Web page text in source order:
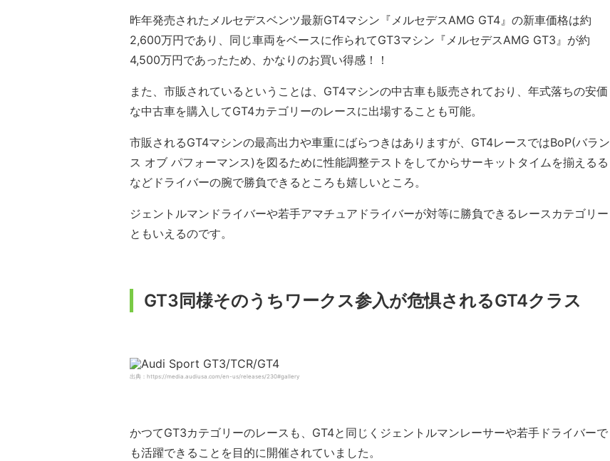
昨年発売されたメルセデスベンツ最新GT4マシン『メルセデスAMG GT4』の新車価格は約
2,600万円であり、同じ車両をベースに作られてGT3マシン『メルセデスAMG GT3』が約
4,500万円であったため、かなりのお買い得感！！
また、市販されているということは、GT4マシンの中古車も販売されており、年式落ちの安価
な中古車を購入してGT4カテゴリーのレースに出場することも可能。
市販されるGT4マシンの最高出力や車重にばらつきはありますが、GT4レースではBoP(バラン
ス オブ パフォーマンス)を図るために性能調整テストをしてからサーキットタイムを揃えるる
などドライバーの腕で勝負できるところも嬉しいところ。
ジェントルマンドライバーや若手アマチュアドライバーが対等に勝負できるレースカテゴリー
ともいえるのです。
GT3同様そのうちワークス参入が危惧されるGT4クラス
出典：https://media.audiusa.com/en-us/releases/230#gallery
かつてGT3カテゴリーのレースも、GT4と同じくジェントルマンレーサーや若手ドライバーで
も活躍できることを目的に開催されていました。